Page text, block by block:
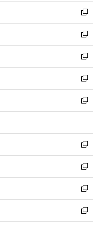
く
で
開
く
ン
ド
ウ
で
開
く
ウ
ィ
ン
ド
ウ
で
開
く
し
い
ウ
ィ
ン
ド
ウ
で
開
く
新
し
い
ウ
ィ
ン
ド
ウ
で
開
新
し
い
ウ
ィ
ン
ド
ウ
開
く
新
し
い
ウ
ィ
ン
ウ
で
開
く
新
し
い
ウ
ン
ド
ウ
で
開
く
新
し
ウ
ィ
ン
ド
ウ
で
開
く
新
し
い
ウ
ィ
ン
ド
ウ
新
し
い
ウ
ィ
ン
新
し
い
ウ
新
し